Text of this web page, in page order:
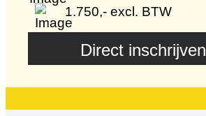
1.750,- excl. BTW
Direct inschrijven